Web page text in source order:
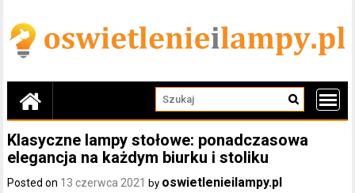
content
Klasyczne lampy stołowe: ponadczasowa
elegancja na każdym biurku i stoliku
Posted on 13 czerwca 2021 by oswietlenieilampy.pl